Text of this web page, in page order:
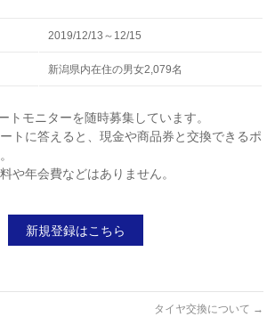
2019/12/13～12/15
新潟県内在住の男女2,079名
モニターを随時募集しています。
トに答えると、現金や商品券と交換できるポ
や年会費などはありません。
新規登録はこちら
タイヤ交換について →